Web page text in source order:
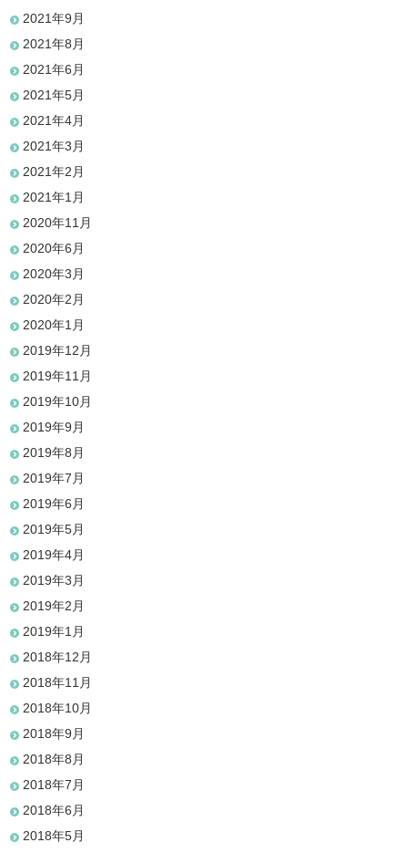
2021年9月
2021年8月
2021年6月
2021年5月
2021年4月
2021年3月
2021年2月
2021年1月
2020年11月
2020年6月
2020年3月
2020年2月
2020年1月
2019年12月
2019年11月
2019年10月
2019年9月
2019年8月
2019年7月
2019年6月
2019年5月
2019年4月
2019年3月
2019年2月
2019年1月
2018年12月
2018年11月
2018年10月
2018年9月
2018年8月
2018年7月
2018年6月
2018年5月